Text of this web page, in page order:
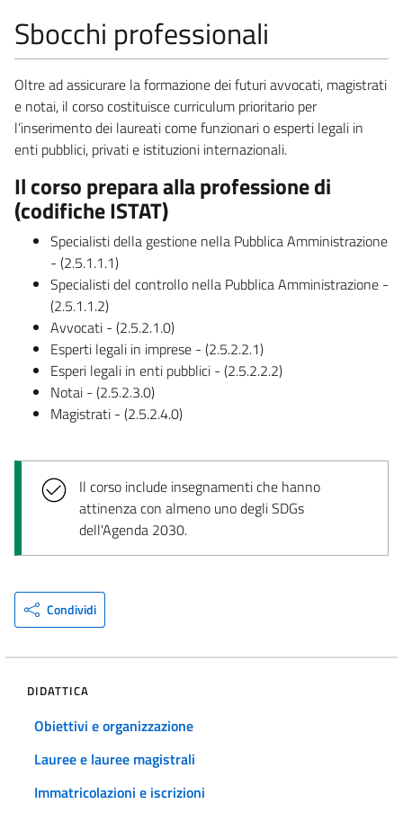
Sbocchi professionali
Oltre ad assicurare la formazione dei futuri avvocati, magistrati
e notai, il corso costituisce curriculum prioritario per
l’inserimento dei laureati come funzionari o esperti legali in
enti pubblici, privati e istituzioni internazionali.
Il corso prepara alla professione di
(codifiche ISTAT)
Specialisti della gestione nella Pubblica Amministrazione
- (2.5.1.1.1)
Specialisti del controllo nella Pubblica Amministrazione -
(2.5.1.1.2)
Avvocati - (2.5.2.1.0)
Esperti legali in imprese - (2.5.2.2.1)
Esperi legali in enti pubblici - (2.5.2.2.2)
Notai - (2.5.2.3.0)
Magistrati - (2.5.2.4.0)
Il corso include insegnamenti che hanno
attinenza con almeno uno degli SDGs
dell'Agenda 2030.
Condividi
DIDATTICA
Obiettivi e organizzazione
Lauree e lauree magistrali
Immatricolazioni e iscrizioni